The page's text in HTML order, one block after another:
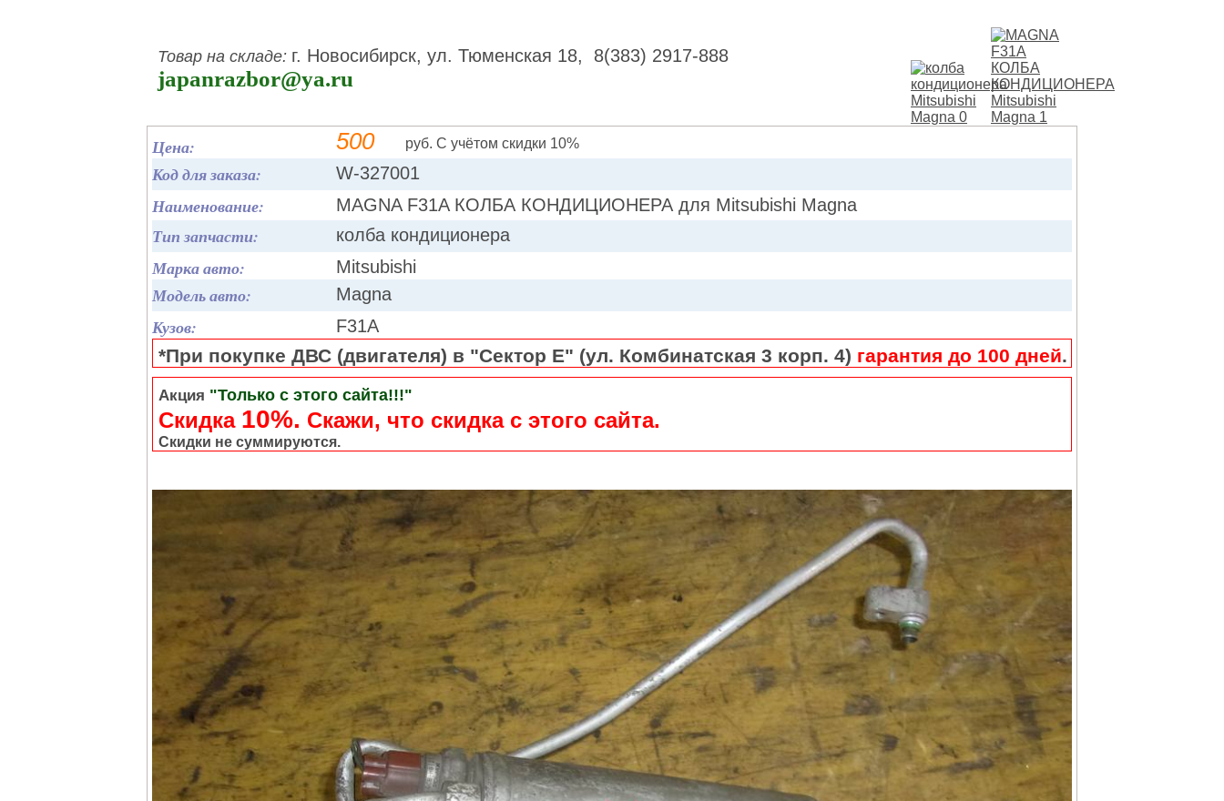
Товар на складе: г. Новосибирск, ул. Тюменская 18, 8(383) 2917-888
japanrazbor@ya.ru
Цена: 500 руб. С учётом скидки 10%
Код для заказа: W-327001
Наименование: MAGNA F31A КОЛБА КОНДИЦИОНЕРА для Mitsubishi Magna
Тип запчасти: колба кондиционера
Марка авто: Mitsubishi
Модель авто: Magna
Кузов: F31A
*При покупке ДВС (двигателя) в "Сектор Е" (ул. Комбинатская 3 корп. 4) гарантия до 100 дней.
Акция "Только с этого сайта!!!"
Скидка 10%. Cкажи, что скидка с этого сайта.
Скидки не суммируются.